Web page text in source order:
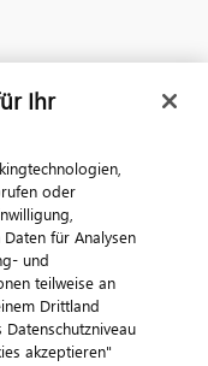
Ihr
oder
für Analysen
und
teilweise an
Drittland
akzeptieren"